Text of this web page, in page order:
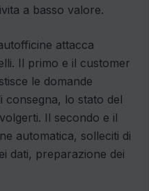
a basso valore.
attacca
Il primo e il customer
le domande
consegna, lo stato del
Il secondo e il
automatica, solleciti di
dati, preparazione dei